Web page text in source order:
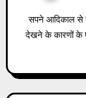
सपने आदिकाल से ही एक रहस्य रहे हैं। हालांकि समय-समय पर सपने
देखने के कारणों के